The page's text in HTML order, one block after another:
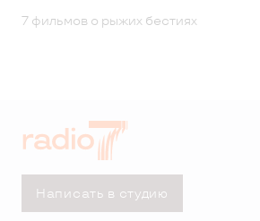
7 фильмов о рыжих бестиях
Написать в студию